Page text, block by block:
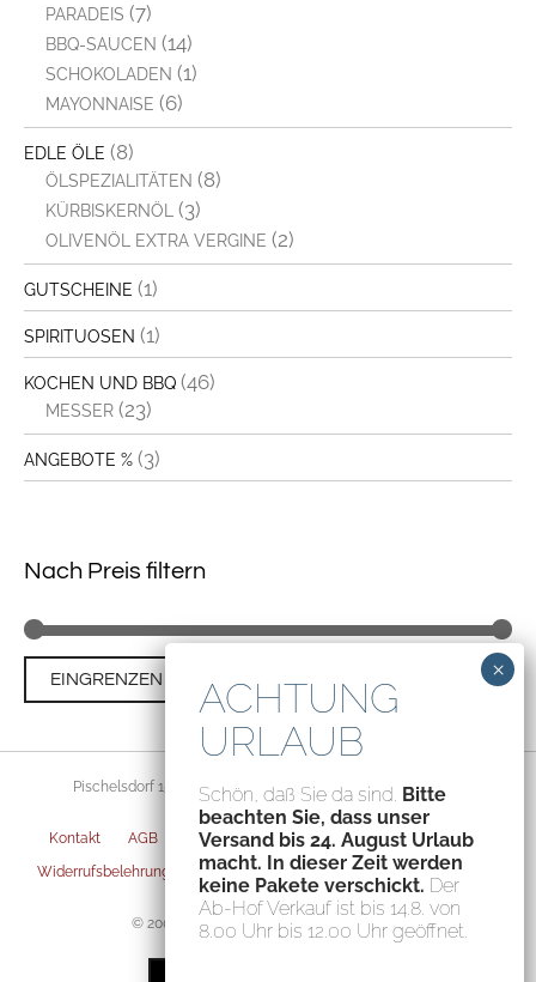
PARADEIS (7)
BBQ-SAUCEN (14)
SCHOKOLADEN (1)
MAYONNAISE (6)
EDLE ÖLE (8)
ÖLSPEZIALITÄTEN (8)
KÜRBISKERNÖL (3)
OLIVENÖL EXTRA VERGINE (2)
GUTSCHEINE (1)
SPIRITUOSEN (1)
KOCHEN UND BBQ (46)
MESSER (23)
ANGEBOTE % (3)
Nach Preis filtern
EINGRENZEN €150
Pischelsdorf 156, 8212 Pischelsdorf, Austria – ATU70094435
Kontakt AGB Datenschutz Impressum
Versandarten
Widerrufsbelehrung
Zahlungsarten Privatsphäre-Einstellungen
© 2004-2026 Fischerauer Feinstes GmbH
Schön, daß Sie da sind. Bitte
beachten Sie, dass unser
Versand bis 24. August Urlaub
macht. In dieser Zeit werden
keine Pakete verschickt. Der
Ab-Hof Verkauf ist bis 14.8. von
8.00 Uhr bis 12.00 Uhr geöffnet.